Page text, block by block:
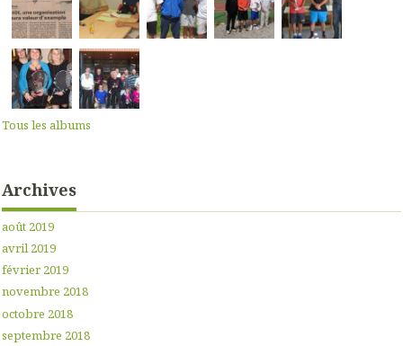
Tous les albums
Archives
août 2019
avril 2019
février 2019
novembre 2018
octobre 2018
septembre 2018